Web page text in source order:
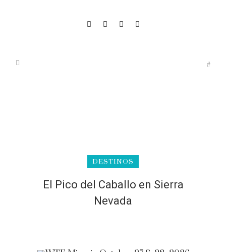
DESTINOS
El Pico del Caballo en Sierra
Nevada